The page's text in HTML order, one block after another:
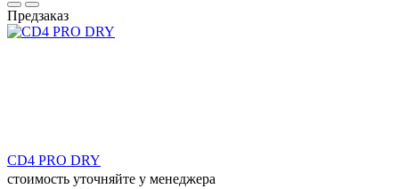
Предзаказ
CD4 PRO DRY
стоимость уточняйте у менеджера